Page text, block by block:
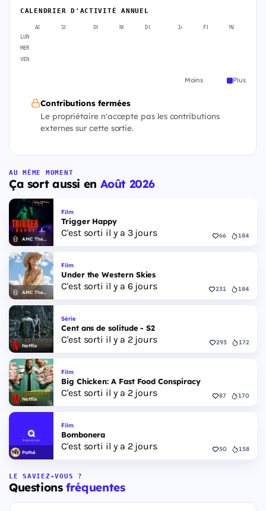
CALENDRIER D'ACTIVITÉ ANNUEL
AOÛT SEPT. OCT. NOV. DÉC. JANV. FÉVR. MARS
LUN
MER
VEN
Moins Plus
Contributions fermées
Le propriétaire n'accepte pas les contributions
externes sur cette sortie.
AU MÊME MOMENT
Ça sort aussi en Août 2026
AMC Theatres
Film
Trigger Happy
C'est sorti il y a 3 jours 66 184
AMC Theatres
Film
Under the Western Skies
C'est sorti il y a 6 jours 231 184
Netflix
Série
Cent ans de solitude - S2
C'est sorti il y a 2 jours 293 172
Netflix
Film
Big Chicken: A Fast Food Conspiracy
C'est sorti il y a 2 jours 87 170
Pathé
Film
Bombonera
C'est sorti il y a 2 jours 50 158
LE SAVIEZ-VOUS ?
Questionsfréquentes